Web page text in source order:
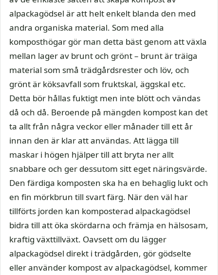
alpackagödsel är att helt enkelt blanda den med
andra organiska material. Som med alla
komposthögar gör man detta bäst genom att växla
mellan lager av brunt och grönt – brunt är träiga
material som små trädgårdsrester och löv, och
grönt är köksavfall som fruktskal, äggskal etc.
Detta bör hållas fuktigt men inte blött och vändas
då och då. Beroende på mängden kompost kan det
ta allt från några veckor eller månader till ett år
innan den är klar att användas. Att lägga till
maskar i högen hjälper till att bryta ner allt
snabbare och ger dessutom sitt eget näringsvärde.
Den färdiga komposten ska ha en behaglig lukt och
en fin mörkbrun till svart färg. När den väl har
tillförts jorden kan komposterad alpackagödsel
bidra till att öka skördarna och främja en hälsosam,
kraftig växttillväxt. Oavsett om du lägger
alpackagödsel direkt i trädgården, gör gödselte
eller använder kompost av alpackagödsel, kommer